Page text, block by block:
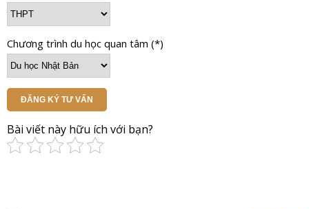
Chương trình du học quan tâm (*)
ĐĂNG KÝ TƯ VẤN
Bài viết này hữu ích với bạn?